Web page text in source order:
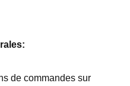
de commandes sur